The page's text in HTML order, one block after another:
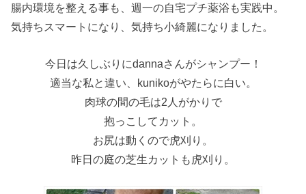
腸内環境を整える事も、週一の自宅プチ薬浴も実践中。
気持ちスマートになり、気持ち小綺麗になりました。
今日は久しぶりにdannaさんがシャンプー！
適当な私と違い、kunikoがやたらに白い。
肉球の間の毛は2人がかりで
抱っこしてカット。
お尻は動くので虎刈り。
昨日の庭の芝生カットも虎刈り。